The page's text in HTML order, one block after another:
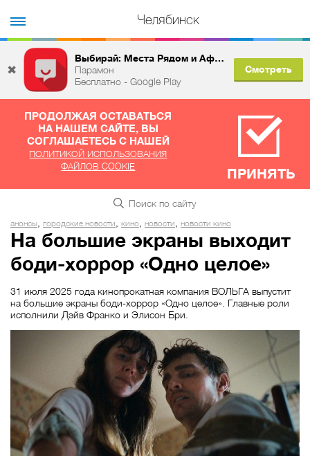
✖
Выбирай: Места Рядом и Афиша
Парамон
Бесплатно - Google Play
Смотреть
ПРОДОЛЖАЯ ОСТАВАТЬСЯ
НА НАШЕМ САЙТЕ, ВЫ
СОГЛАШАЕТЕСЬ С НАШЕЙ
ПОЛИТИКОЙ ИСПОЛЬЗОВАНИЯ
ФАЙЛОВ COOKIE
ПРИНЯТЬ
Челябинск
анонсы городские новости кино новости новости кино
На большие экраны выходит
боди-хоррор «Одно целое»
31 июля 2025 года кинопрокатная компания ВОЛЬГА выпустит
на большие экраны боди-хоррор «Одно целое». Главные роли
исполнили Дэйв Франко и Элисон Бри.